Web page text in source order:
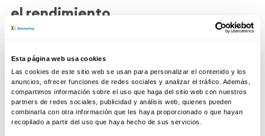
Esta página web usa cookies
Las cookies de este sitio web se usan para personalizar el contenido y los
anuncios, ofrecer funciones de redes sociales y analizar el tráfico. Además,
compartimos información sobre el uso que haga del sitio web con nuestros
partners de redes sociales, publicidad y análisis web, quienes pueden
combinarla con otra información que les haya proporcionado o que hayan
recopilado a partir del uso que haya hecho de sus servicios.
el rendimiento
Para garantizar el máximo rendimiento térmico
y acústico, es fundamental contar con
instaladores profesionales.
LaRed Oficial Kömmerlingofrece fabricantes
y distribuidores certificados que aseguran una
instalación correcta y sin filtraciones.